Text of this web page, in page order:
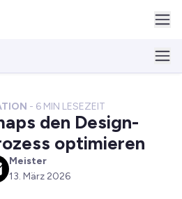
- 6 MIN LESEZEIT
den Design-
optimieren
M
Meister
13. März 2026